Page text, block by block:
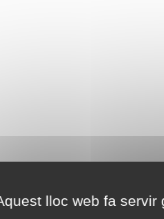
lloc web fa servir